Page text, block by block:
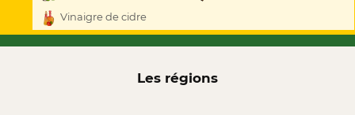
Vinaigre de cidre
Les régions